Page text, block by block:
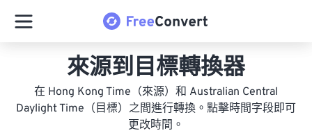
來源到目標轉換器
在 Hong Kong Time（來源）和 Australian Central
Daylight Time（目標）之間進行轉換。點擊時間字段即可
更改時間。